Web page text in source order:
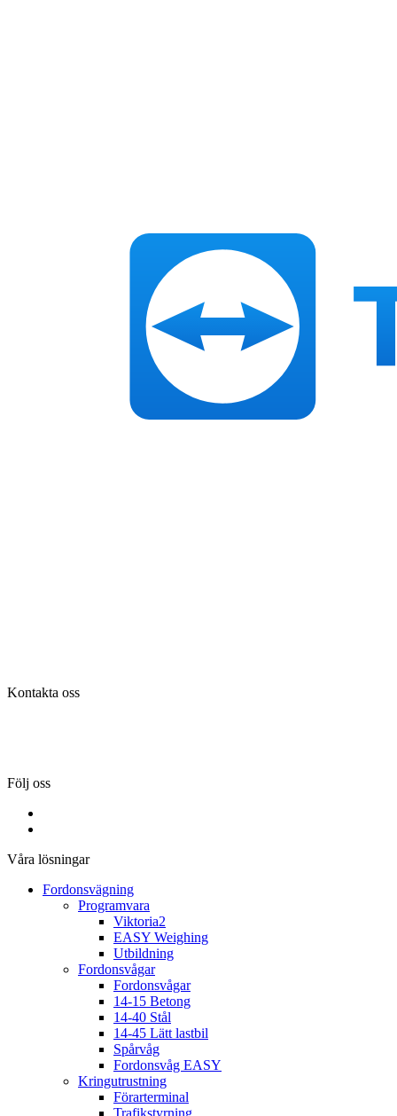
Kontakta oss
Följ oss
Våra lösningar
Fordonsvägning
Programvara
Viktoria2
EASY Weighing
Utbildning
Fordonsvågar
Fordonsvågar
14-15 Betong
14-40 Stål
14-45 Lätt lastbil
Spårvåg
Fordonsvåg EASY
Kringutrustning
Förarterminal